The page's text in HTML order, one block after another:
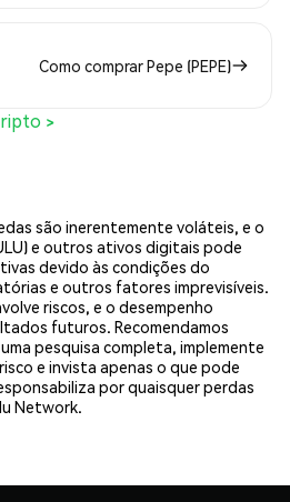
Como comprar Pepe (PEPE)
>
são inerentemente voláteis, e o
e outros ativos digitais pode
devido às condições do
e outros fatores imprevisíveis.
riscos, e o desempenho
futuros. Recomendamos
pesquisa completa, implemente
e invista apenas o que pode
por quaisquer perdas
Network.